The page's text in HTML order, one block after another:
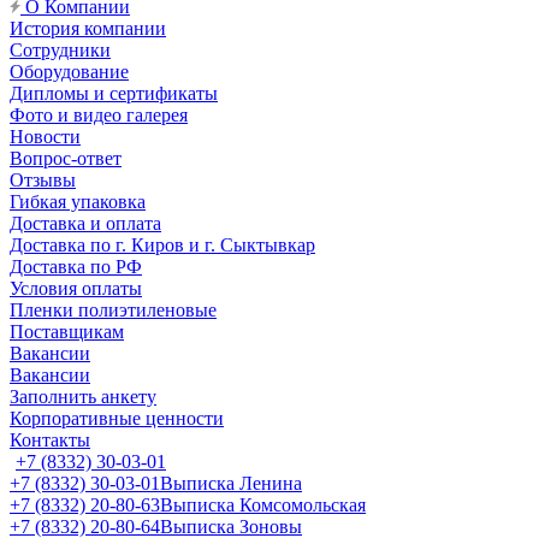
О Компании
История компании
Сотрудники
Оборудование
Дипломы и сертификаты
Фото и видео галерея
Новости
Вопрос-ответ
Отзывы
Гибкая упаковка
Доставка и оплата
Доставка по г. Киров и г. Сыктывкар
Доставка по РФ
Условия оплаты
Пленки полиэтиленовые
Поставщикам
Вакансии
Вакансии
Заполнить анкету
Корпоративные ценности
Контакты
+7 (8332) 30-03-01
+7 (8332) 30-03-01Выписка Ленина
+7 (8332) 20-80-63Выписка Комсомольская
+7 (8332) 20-80-64Выписка Зоновы